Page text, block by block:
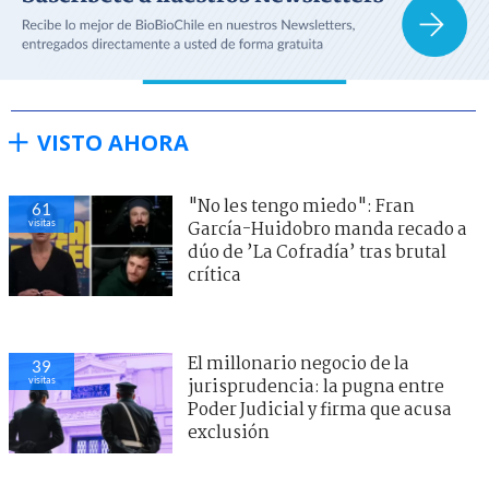
VISTO AHORA
61
visitas
"No les tengo miedo": Fran
García-Huidobro manda recado a
dúo de ’La Cofradía’ tras brutal
crítica
39
visitas
El millonario negocio de la
jurisprudencia: la pugna entre
Poder Judicial y firma que acusa
exclusión